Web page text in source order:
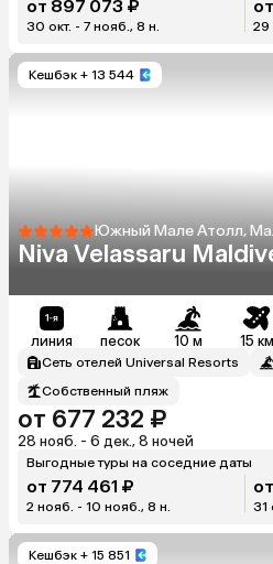
от 897 073 ₽
30 окт. - 7 нояб., 8 н. 29
Кешбэк + 13 544
Южный Мале Атолл,
Niva Velassaru
линия песок 10 м 15 км
Сеть отелей Universal Resorts
Собственный пляж
от 677 232 ₽
28 нояб. - 6 дек., 8 ночей
Выгодные туры на соседние даты
от 774 461 ₽
2 нояб. - 10 нояб., 8 н. 31
Кешбэк + 15 851